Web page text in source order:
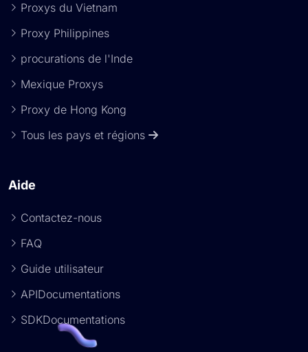
Proxys du Vietnam
Proxy Philippines
procurations de l'Inde
Mexique Proxys
Proxy de Hong Kong
Tous les pays et régions
Aide
Contactez-nous
FAQ
Guide utilisateur
APIDocumentations
SDKDocumentations